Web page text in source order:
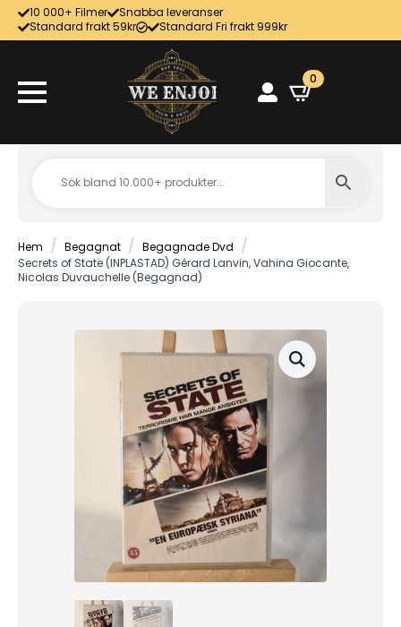
10 000+ Filmer
Snabba leveranser
Standard frakt 59kr
Standard Fri frakt 999kr
0
Hem Begagnat
Begagnade Dvd
Secrets of State (INPLASTAD) Gérard Lanvin, Vahina Giocante,
Nicolas Duvauchelle (Begagnad)